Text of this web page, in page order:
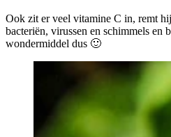
Ook zit er veel vitamine C in, remt
bacteriën, virussen en schimmels en
wondermiddel dus 🙂